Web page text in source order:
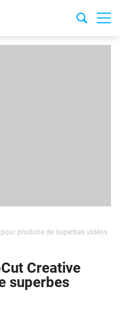
produire de superbes vidéos
Creative
superbes